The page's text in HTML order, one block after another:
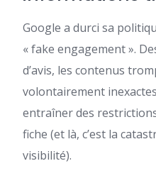
Google a durci sa
« fake engagement ».
d’avis, les contenus
volontairement
entraîner des
fiche (et là, c’est la
visibilité).